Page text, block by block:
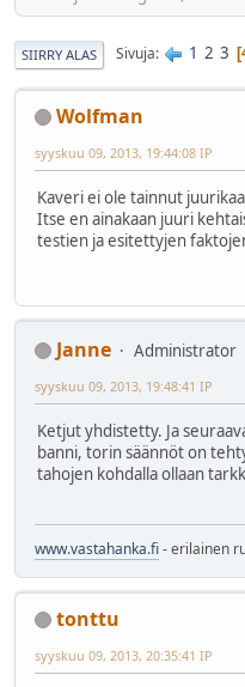
SIIRRY ALAS Sivuja 1 2 3
Wolfman
syyskuu 09, 2013, 19:44:08 IP
Kaveri ei ole tainnut
Itse en ainakaan juuri
testien ja esitettyjen
Janne
Administrator
syyskuu 09, 2013, 19:48:41 IP
Ketjut yhdistetty. Ja
banni, torin säännöt on
tahojen kohdalla ollaan
www.vastahanka.fi- erilainen
tonttu
syyskuu 09, 2013, 20:35:41 IP